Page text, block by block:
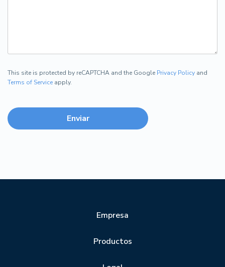
This site is protected by reCAPTCHA and the Google Privacy Policy and
Terms of Service apply.
Empresa
Productos